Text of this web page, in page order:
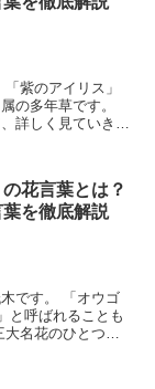
紫のアイリス」
の多年草です。
詳しく見ていきま
の花言葉とは？
を徹底解説
です。 「オウゴ
と呼ばれることも
名花のひとつと